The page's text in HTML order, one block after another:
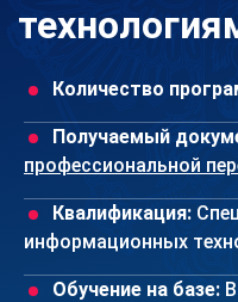
Количество
Получаемый
профессиональной
Квалификация:
информационных
Обучение на базе: